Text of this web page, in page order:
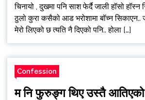
चिनायो , दुखमा पनि साश फेर्दै जाली हॉसो हॉस्न
ठुलो कुरा कसैको आड भरोशामा बॉच्न सिकाएन..
मेरो लिएको छ त्यति नै दिएको पनि.. होला […]
Confession
म नि फुरुङ्ग थिए उस्तै आतिएको